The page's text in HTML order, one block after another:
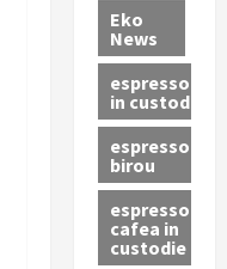
Eko
News
espressoare
in custodie
espressor
birou
espressor
cafea in
custodie